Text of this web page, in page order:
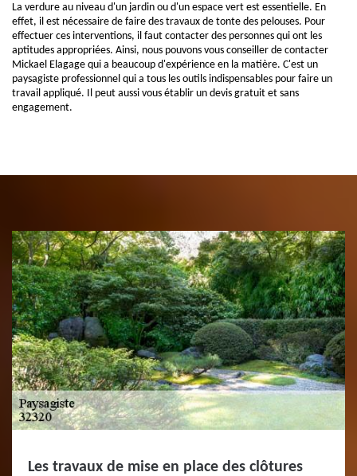
La verdure au niveau d'un jardin ou d'un espace vert est essentielle. En
effet, il est nécessaire de faire des travaux de tonte des pelouses. Pour
effectuer ces interventions, il faut contacter des personnes qui ont les
aptitudes appropriées. Ainsi, nous pouvons vous conseiller de contacter
Mickael Elagage qui a beaucoup d'expérience en la matière. C'est un
paysagiste professionnel qui a tous les outils indispensables pour faire un
travail appliqué. Il peut aussi vous établir un devis gratuit et sans
engagement.
Les travaux de mise en place des clôtures